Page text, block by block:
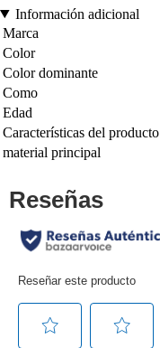
Información adicional
Marca
Color
Color dominante
Como
Edad
Características del producto
material principal